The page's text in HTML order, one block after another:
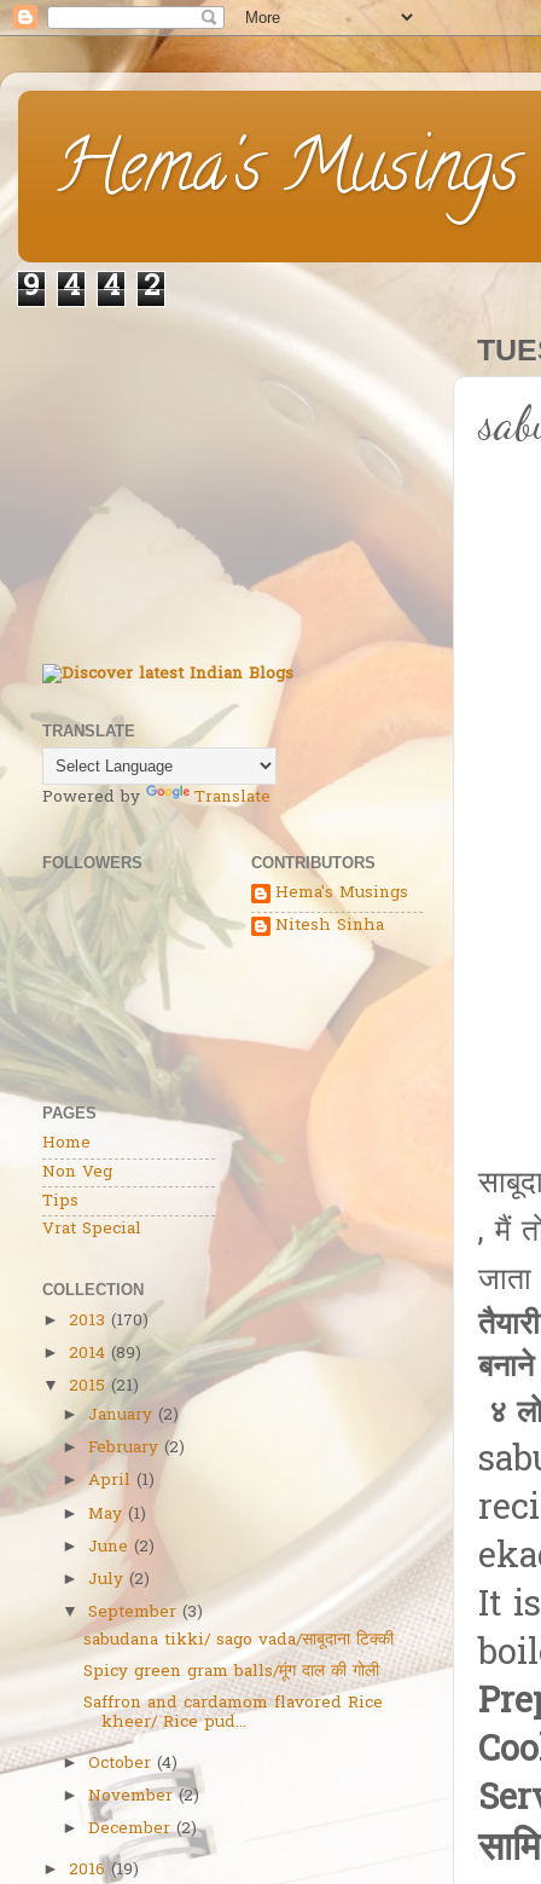
Hema's Musings
9 4 4 2
, मैं
४
It
TRANSLATE
Powered by Translate
FOLLOWERS
PAGES
Home
Non Veg
Tips
Vrat Special
CONTRIBUTORS
Hema's Musings
Nitesh Sinha
COLLECTION
► 2013 (170)
► 2014 (89)
▼ 2015 (21)
►January (2)
►February (2)
►April (1)
►May (1)
►June (2)
►July (2)
▼ September (3)
sabudana tikki/ sago vada/साबूदाना टिक्की
Spicy green gram balls/मूंग दाल की गोली
Saffron and cardamom flavored Rice
kheer/ Rice pud...
►October (4)
►November (2)
►December (2)
► 2016 (19)